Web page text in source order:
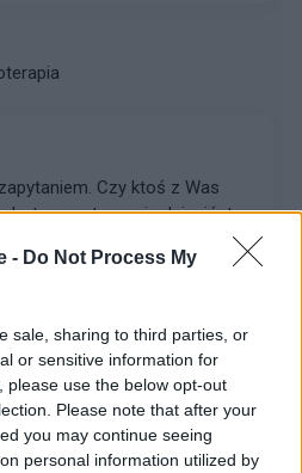
- Do Not Process My
sale, sharing to third parties, or
or sensitive information for
please use the below opt-out
Please note that after your
you may continue seeing
personal information utilized by
Czy ktoś z Was
swoje dzieciństwo
do innych,
psychicznego